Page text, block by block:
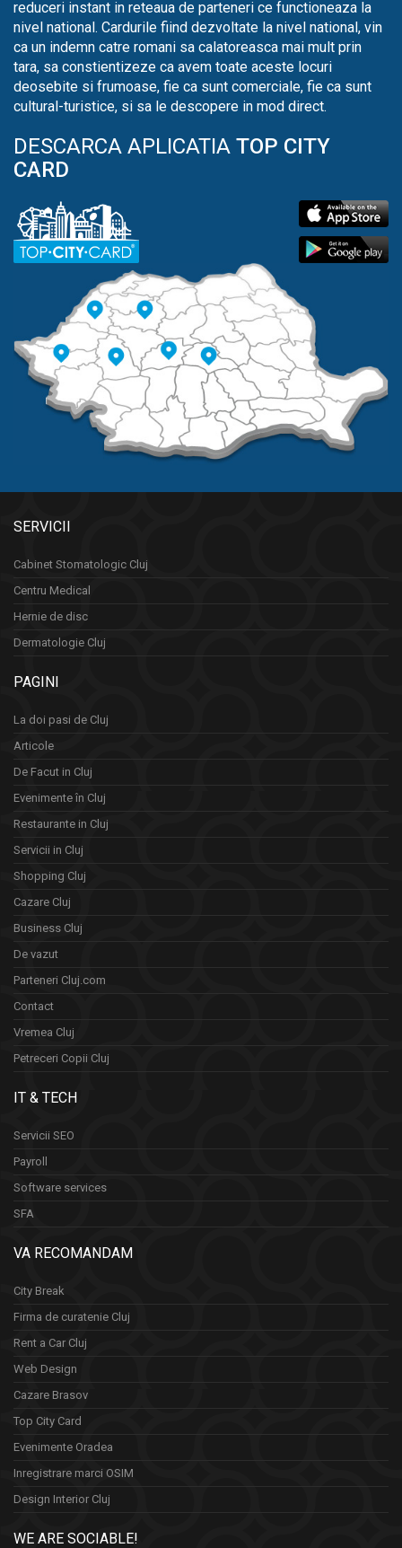
reduceri instant in reteaua de parteneri ce functioneaza la
nivel national. Cardurile fiind dezvoltate la nivel national, vin
ca un indemn catre romani sa calatoreasca mai mult prin
tara, sa constientizeze ca avem toate aceste locuri
deosebite si frumoase, fie ca sunt comerciale, fie ca sunt
cultural-turistice, si sa le descopere in mod direct.
DESCARCA APLICATIA TOP CITY
CARD
SERVICII
Cabinet Stomatologic Cluj
Centru Medical
Hernie de disc
Dermatologie Cluj
PAGINI
La doi pasi de Cluj
Articole
De Facut in Cluj
Evenimente în Cluj
Restaurante in Cluj
Servicii in Cluj
Shopping Cluj
Cazare Cluj
Business Cluj
De vazut
Parteneri Cluj.com
Contact
Vremea Cluj
Petreceri Copii Cluj
IT & TECH
Servicii SEO
Payroll
Software services
SFA
VA RECOMANDAM
City Break
Firma de curatenie Cluj
Rent a Car Cluj
Web Design
Cazare Brasov
Top City Card
Evenimente Oradea
Inregistrare marci OSIM
Design Interior Cluj
WE ARE SOCIABLE!